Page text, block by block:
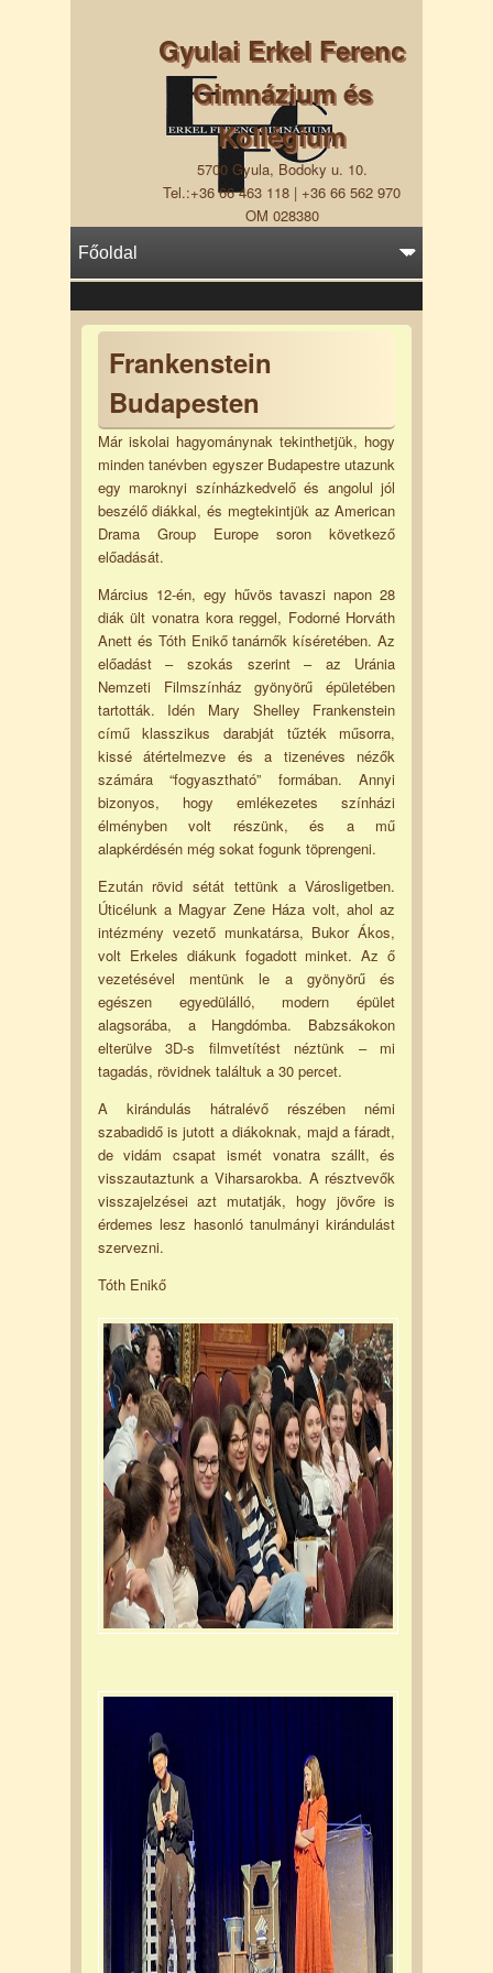
Gyulai Erkel Ferenc
Gimnázium és
Kollégium
5700 Gyula, Bodoky u. 10.
Tel.:+36 66 463 118 | +36 66 562 970
OM 028380
Frankenstein
Budapesten
Már iskolai hagyománynak tekinthetjük, hogy
minden tanévben egyszer Budapestre utazunk
egy maroknyi színházkedvelő és angolul jól
beszélő diákkal, és megtekintjük az American
Drama Group Europe soron következő
előadását.
Március 12-én, egy hűvös tavaszi napon 28
diák ült vonatra kora reggel, Fodorné Horváth
Anett és Tóth Enikő tanárnők kíséretében. Az
előadást – szokás szerint – az Uránia
Nemzeti Filmszínház gyönyörű épületében
tartották. Idén Mary Shelley Frankenstein
című klasszikus darabját tűzték műsorra,
kissé átértelmezve és a tizenéves nézők
számára “fogyasztható” formában. Annyi
bizonyos, hogy emlékezetes színházi
élményben volt részünk, és a mű
alapkérdésén még sokat fogunk töprengeni.
Ezután rövid sétát tettünk a Városligetben.
Úticélunk a Magyar Zene Háza volt, ahol az
intézmény vezető munkatársa, Bukor Ákos,
volt Erkeles diákunk fogadott minket. Az ő
vezetésével mentünk le a gyönyörű és
egészen egyedülálló, modern épület
alagsorába, a Hangdómba. Babzsákokon
elterülve 3D-s filmvetítést néztünk – mi
tagadás, rövidnek találtuk a 30 percet.
A kirándulás hátralévő részében némi
szabadidő is jutott a diákoknak, majd a fáradt,
de vidám csapat ismét vonatra szállt, és
visszautaztunk a Viharsarokba. A résztvevők
visszajelzései azt mutatják, hogy jövőre is
érdemes lesz hasonló tanulmányi kirándulást
szervezni.
Tóth Enikő